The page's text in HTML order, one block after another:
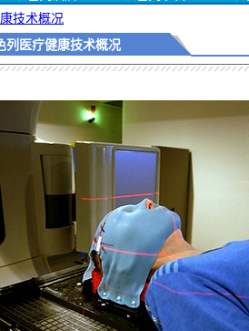
技术概况
列医疗健康技术概况